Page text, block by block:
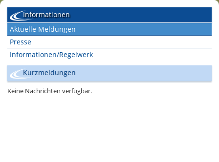
Informationen
Aktuelle Meldungen
Presse
Informationen/Regelwerk
Kurzmeldungen